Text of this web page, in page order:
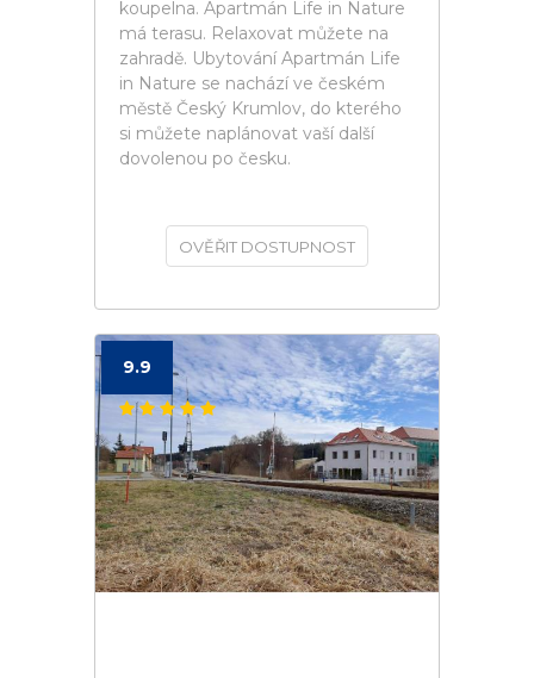
koupelna. Apartmán Life in Nature
má terasu. Relaxovat můžete na
zahradě. Ubytování Apartmán Life
in Nature se nachází ve českém
městě Český Krumlov, do kterého
si můžete naplánovat vaší další
dovolenou po česku.
OVĚŘIT DOSTUPNOST
9.9